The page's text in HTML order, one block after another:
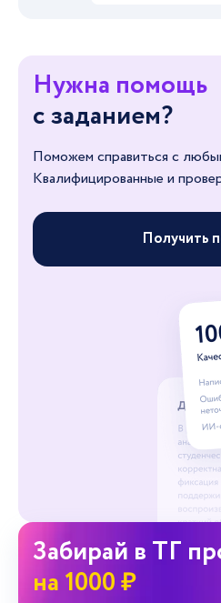
Нужна помощь
с заданием?
Поможем справиться с
Квалифицированные и
Получить
Забирай в ТГ
на 1000 ₽